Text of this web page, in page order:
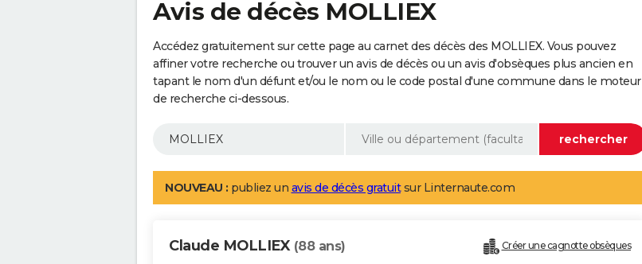
Avis de décès MOLLIEX
Accédez gratuitement sur cette page au carnet des décès des MOLLIEX. Vous pouvez
affiner votre recherche ou trouver un avis de décès ou un avis d'obsèques plus ancien en
tapant le nom d'un défunt et/ou le nom ou le code postal d'une commune dans le moteur
de recherche ci-dessous.
NOUVEAU : publiez un avis de décès gratuitsur Linternaute.com
Claude MOLLIEX (88 ans) Créer une cagnotte obsèques